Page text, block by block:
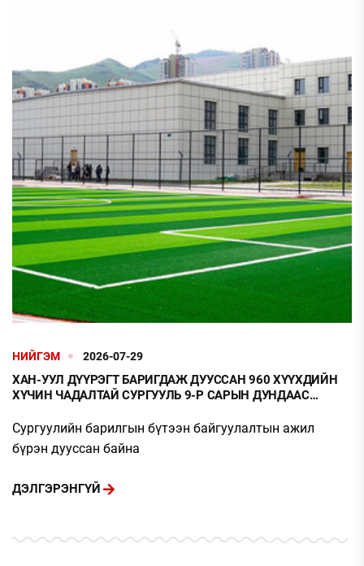
НИЙГЭМ 2026-07-29
ХАН-УУЛ ДҮҮРЭГТ БАРИГДАЖ ДУУССАН 960 ХҮҮХДИЙН
ХҮЧИН ЧАДАЛТАЙ СУРГУУЛЬ 9-Р САРЫН ДУНДААС
Сургуулийн барилгын бүтээн байгуулалтын ажил
бүрэн дууссан байна
ДЭЛГЭРЭНГҮЙ